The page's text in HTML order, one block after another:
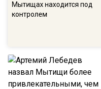
Мытищах находится под
контролем